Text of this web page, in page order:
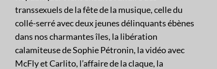
transsexuels de la fête de la musique, celle du
collé-serré avec deux jeunes délinquants ébènes
dans nos charmantes îles, la libération
calamiteuse de Sophie Pétronin, la vidéo avec
McFly et Carlito, l’affaire de la claque, la